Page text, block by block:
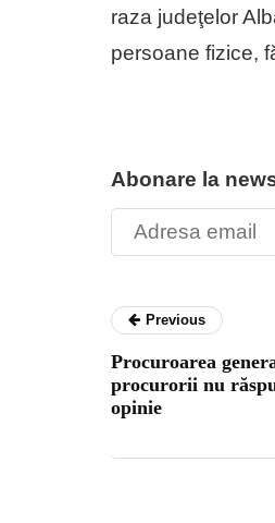
raza judeţelor
persoane fizice,
Abonare la
Previous
Procuroarea
procurorii nu
opinie